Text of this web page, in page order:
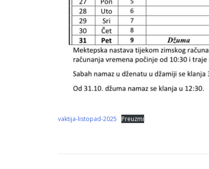
vaktija-listopad-2025 Preuzmi